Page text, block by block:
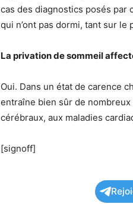
cas des diagnostics posés par
qui n’ont pas dormi, tant sur
La privation de sommeil
Oui. Dans un état de carence
entraîne bien sûr de
cérébraux, aux maladies
[signoff]